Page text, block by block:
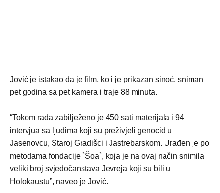
Jović je istakao da je film, koji je prikazan sinoć, sniman
pet godina sa pet kamera i traje 88 minuta.
“Tokom rada zabilježeno je 450 sati materijala i 94
intervjua sa ljudima koji su preživjeli genocid u
Jasenovcu, Staroj Gradišci i Jastrebarskom. Urađen je po
metodama fondacije `Šoa`, koja je na ovaj način snimila
veliki broj svjedočanstava Jevreja koji su bili u
Holokaustu”, naveo je Jović.